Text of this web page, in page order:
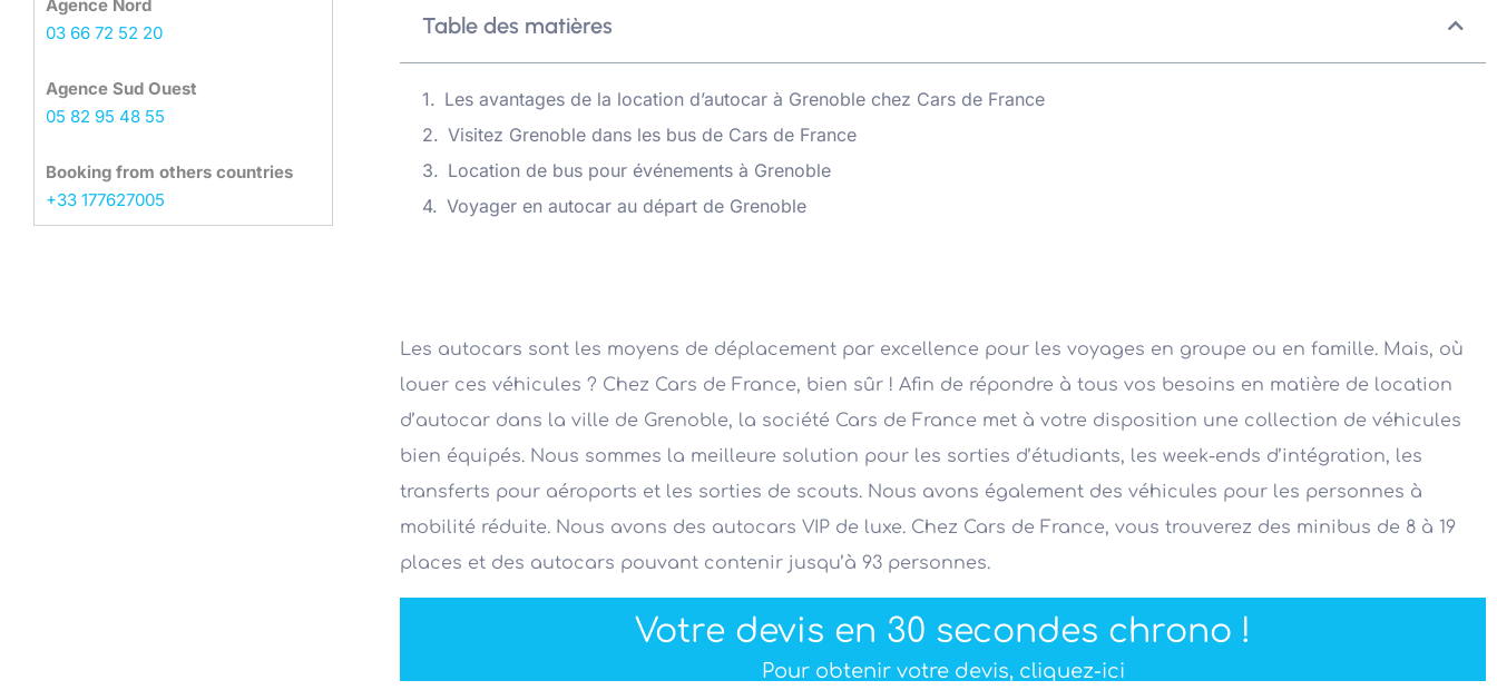
Agence Nord
03 66 72 52 20
Agence Sud Ouest
05 82 95 48 55
Booking from others countries
+33 177627005
Table des matières
Les avantages de la location d’autocar à Grenoble chez Cars de France
Visitez Grenoble dans les bus de Cars de France
Location de bus pour événements à Grenoble
Voyager en autocar au départ de Grenoble
Les autocars sont les moyens de déplacement par excellence pour les voyages en groupe ou en famille. Mais, où
louer ces véhicules ? Chez Cars de France, bien sûr ! Afin de répondre à tous vos besoins en matière de location
d’autocar dans la ville de Grenoble, la société Cars de France met à votre disposition une collection de véhicules
bien équipés. Nous sommes la meilleure solution pour les sorties d’étudiants, les week-ends d’intégration, les
transferts pour aéroports et les sorties de scouts. Nous avons également des véhicules pour les personnes à
mobilité réduite. Nous avons des autocars VIP de luxe. Chez Cars de France, vous trouverez des minibus de 8 à 19
places et des autocars pouvant contenir jusqu’à 93 personnes.
Votre devis en 30 secondes chrono !
Pour obtenir votre devis, cliquez-ici